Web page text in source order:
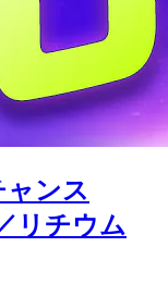
ャンス
リチウム